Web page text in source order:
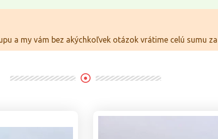
a my vám bez akýchkoľvek otázok vrátime celú sumu